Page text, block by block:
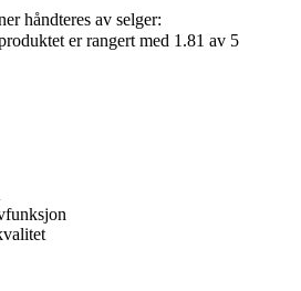
håndteres av selger:
er rangert med 1.81 av 5